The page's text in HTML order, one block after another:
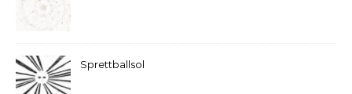
Sprettballsol